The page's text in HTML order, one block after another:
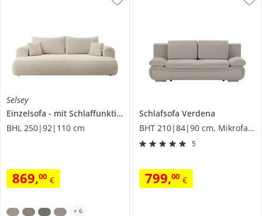
Selsey
Einzelsofa
mit Schlaffunktion
Ovo
BHL 250|92|110 cm
869,00 €
+ 6
Schlafsofa Verdena
BHT 210|84|90 cm, Mikrofaser
5
799,00 €